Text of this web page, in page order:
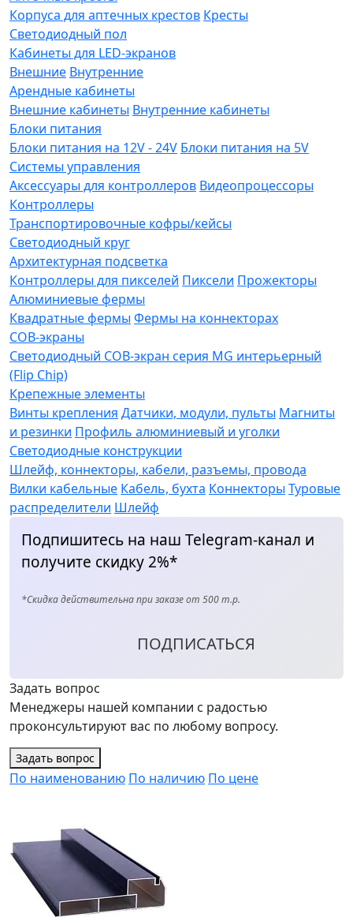
Корпуса для аптечных крестов Кресты
Светодиодный пол
Кабинеты для LED-экранов
Внешние Внутренние
Арендные кабинеты
Внешние кабинеты Внутренние кабинеты
Блоки питания
Блоки питания на 12V - 24V Блоки питания на 5V
Системы управления
Аксессуары для контроллеров Видеопроцессоры
Контроллеры
Транспортировочные кофры/кейсы
Светодиодный круг
Архитектурная подсветка
Контроллеры для пикселей Пиксели Прожекторы
Алюминиевые фермы
Квадратные фермы Фермы на коннекторах
COB-экраны
Светодиодный COB-экран серия MG интерьерный
(Flip Chip)
Крепежные элементы
Винты крепления Датчики, модули, пульты Магниты
и резинки Профиль алюминиевый и уголки
Светодиодные конструкции
Шлейф, коннекторы, кабели, разъемы, провода
Вилки кабельные Кабель, бухта Коннекторы Туровые
распределители Шлейф
Подпишитесь на наш Telegram-канал и
получите скидку 2%*
*Скидка действительна при заказе от 500 т.р.
ПОДПИСАТЬСЯ
Задать вопрос
Менеджеры нашей компании с радостью
проконсультируют вас по любому вопросу.
Задать вопрос
По наименованию По наличию По цене